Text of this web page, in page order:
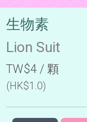
生物素
Lion Suit
TW$4 / 顆
(HK$1.0)